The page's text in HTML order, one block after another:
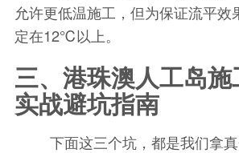
允许更低温施工，但为保证流平效
定在12℃以上。
三、港珠澳人工岛
实战避坑指南
下面这三个坑，都是我们拿